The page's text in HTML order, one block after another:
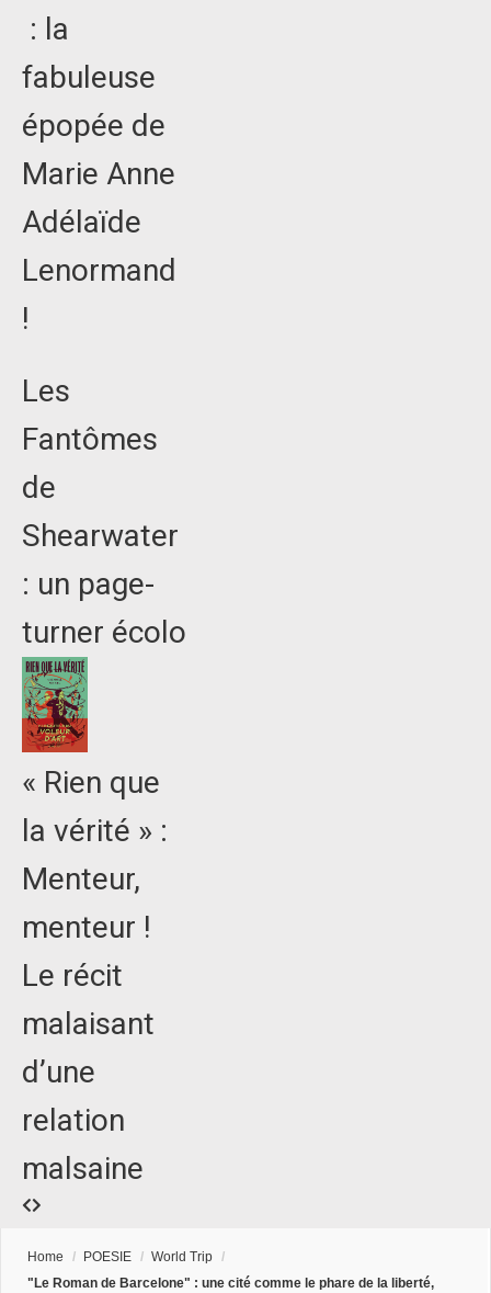
: la
fabuleuse
épopée de
Marie Anne
Adélaïde
Lenormand
!
Les
Fantômes
de
Shearwater
: un page-
turner écolo
« Rien que
la vérité » :
Menteur,
menteur !
Le récit
malaisant
d’une
relation
malsaine
Home / POESIE / World Trip /
"Le Roman de Barcelone" : une cité comme le phare de la liberté,